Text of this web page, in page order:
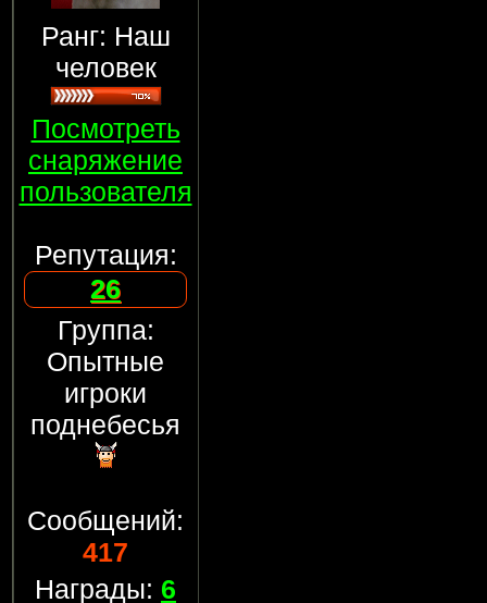
Ранг: Наш
человек
Посмотреть
снаряжение
пользователя
Репутация:
26
Группа:
Опытные
игроки
поднебесья
Сообщений:
417
Награды: 6